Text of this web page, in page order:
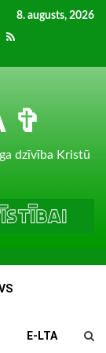
8. augusts, 2026
RSS
✞
dzīvība Kristū
E-LTA